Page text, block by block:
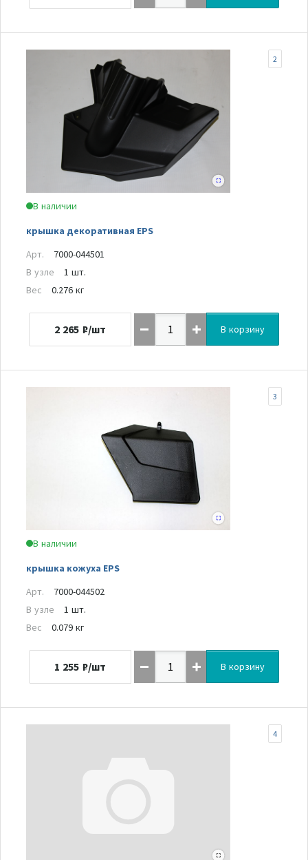
В наличии
крышка декоративная EPS
2
Арт.
7000-044501
В узле
1 шт.
Вес
0.276 кг
2 265 ₽/шт В корзину
В наличии
крышка кожуха EPS
3
Арт.
7000-044502
В узле
1 шт.
Вес
0.079 кг
1 255 ₽/шт В корзину
4